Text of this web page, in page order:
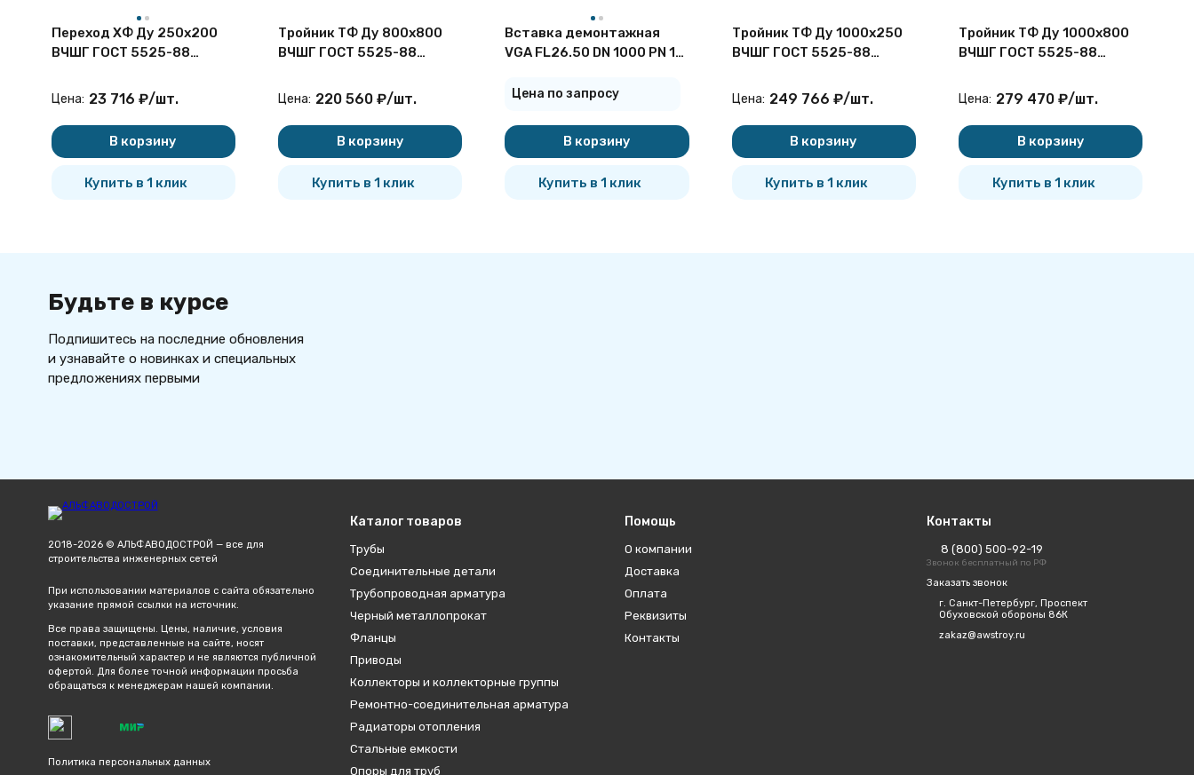
Переход ХФ Ду 250х200
ВЧШГ ГОСТ 5525-88
Цена: 23 716 ₽/шт.
В корзину
Купить в 1 клик
Тройник ТФ Ду 800х800
ВЧШГ ГОСТ 5525-88
Цена: 220 560 ₽/шт.
В корзину
Купить в 1 клик
Вставка демонтажная
VGA FL26.50 DN 1000 PN 16
Цена по запросу
В корзину
Купить в 1 клик
Тройник ТФ Ду 1000х250
ВЧШГ ГОСТ 5525-88
Цена: 249 766 ₽/шт.
В корзину
Купить в 1 клик
Тройник ТФ Ду 1000х800
ВЧШГ ГОСТ 5525-88
Цена: 279 470 ₽/шт.
В корзину
Купить в 1 клик
Будьте в курсе
Подпишитесь на последние обновления
и узнавайте о новинках и специальных
предложениях первыми
2018-2026 © АЛЬФАВОДОСТРОЙ — все для
строительства инженерных сетей
При использовании материалов с сайта обязательно
указание прямой ссылки на источник.
Все права защищены. Цены, наличие, условия
поставки, представленные на сайте, носят
ознакомительный характер и не являются публичной
офертой. Для более точной информации просьба
обращаться к менеджерам нашей компании.
Политика персональных данных
Каталог товаров
Трубы
Соединительные детали
Трубопроводная арматура
Черный металлопрокат
Фланцы
Приводы
Коллекторы и коллекторные группы
Ремонтно-соединительная арматура
Радиаторы отопления
Стальные емкости
Опоры для труб
Помощь
О компании
Доставка
Оплата
Реквизиты
Контакты
Контакты
8 (800) 500-92-19
Звонок бесплатный по РФ
Заказать звонок
г. Санкт-Петербург, Проспект
Обуховской обороны 86К
zakaz@awstroy.ru